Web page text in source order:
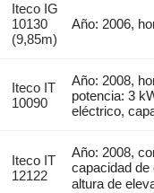
Iteco IG
10130
(9,85m)
Año: 2006,
Iteco IT
10090
Año: 2008,
potencia: 3
eléctrico,
Iteco IT
12122
Año: 2008,
capacidad
altura de